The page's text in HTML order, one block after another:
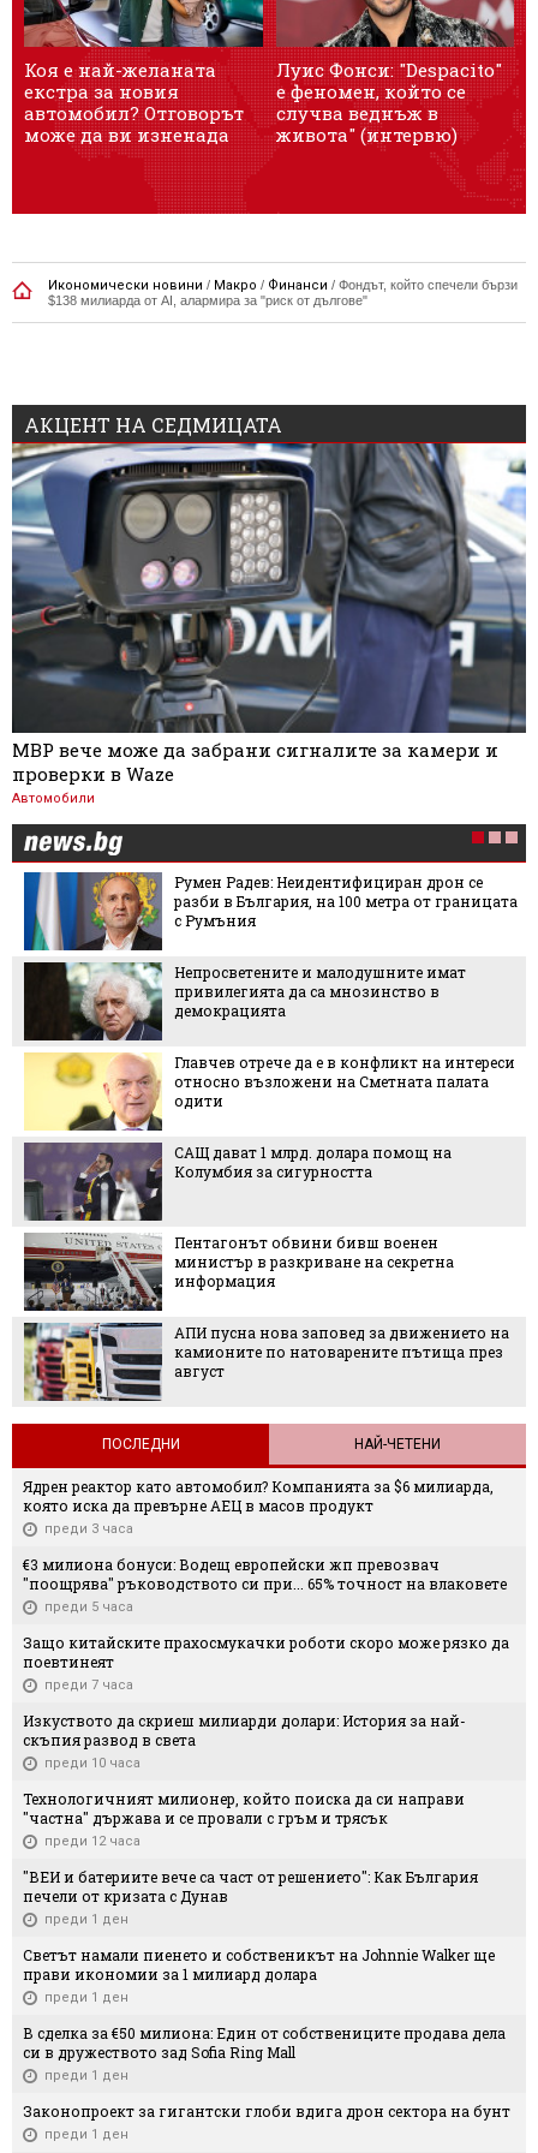
Коя е най-желаната
екстра за новия
автомобил? Отговорът
може да ви изненада
Луис Фонси: "Despacito"
е феномен, който се
случва веднъж в
живота" (интервю)
Икономически новини / Макро / Финанси / Фондът, който спечели бързи
$138 милиарда от AI, алармира за "риск от дългове"
АКЦЕНТ НА СЕДМИЦАТА
МВР вече може да забрани сигналите за камери и
проверки в Waze
Автомобили
Румен Радев: Неидентифициран дрон се
разби в България, на 100 метра от границата
с Румъния
Непросветените и малодушните имат
привилегията да са мнозинство в
демокрацията
Главчев отрече да е в конфликт на интереси
относно възложени на Сметната палата
одити
САЩ дават 1 млрд. долара помощ на
Колумбия за сигурността
Пентагонът обвини бивш военен
министър в разкриване на секретна
информация
АПИ пусна нова заповед за движението на
камионите по натоварените пътища през
август
ПОСЛЕДНИ НАЙ-ЧЕТЕНИ
Ядрен реактор като автомобил? Компанията за $6 милиарда,
която иска да превърне АЕЦ в масов продукт
преди 3 часа
€3 милиона бонуси: Водещ европейски жп превозвач
"поощрява" ръководството си при... 65% точност на влаковете
преди 5 часа
Защо китайските прахосмукачки роботи скоро може рязко да
поевтинеят
преди 7 часа
Изкуството да скриеш милиарди долари: История за най-
скъпия развод в света
преди 10 часа
Технологичният милионер, който поиска да си направи
"частна" държава и се провали с гръм и трясък
преди 12 часа
"ВЕИ и батериите вече са част от решението": Как България
печели от кризата с Дунав
преди 1 ден
Светът намали пиенето и собственикът на Johnnie Walker ще
прави икономии за 1 милиард долара
преди 1 ден
В сделка за €50 милиона: Един от собствениците продава дела
си в дружеството зад Sofia Ring Mall
преди 1 ден
Законопроект за гигантски глоби вдига дрон сектора на бунт
преди 1 ден